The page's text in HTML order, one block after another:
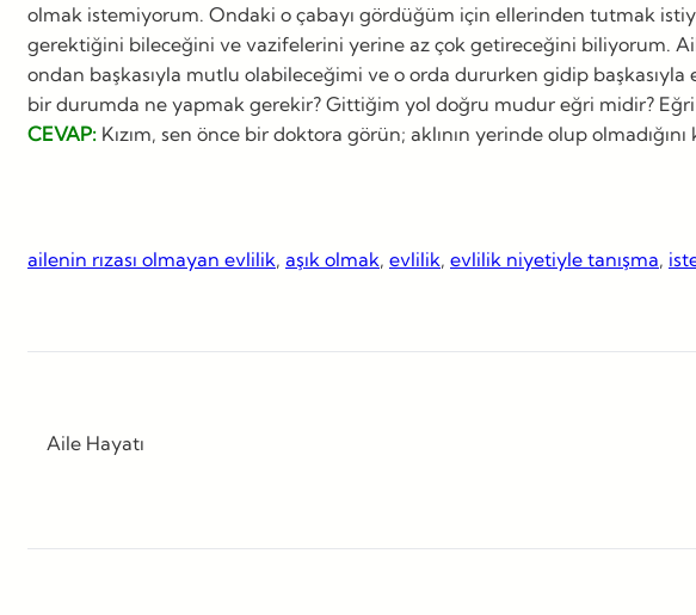
olmak istemiyorum. Ondaki o çabayı gördüğüm için ellerinden tutmak
gerektiğini bileceğini ve vazifelerini yerine az çok getireceğini biliyorum.
ondan başkasıyla mutlu olabileceğimi ve o orda dururken gidip
bir durumda ne yapmak gerekir? Gittiğim yol doğru mudur eğri midir? Eğri
CEVAP: Kızım, sen önce bir doktora görün; aklının yerinde olup
ailenin rızası olmayan evlilik, aşık olmak, evlilik, evlilik niyetiyle tanışma,
Aile Hayatı